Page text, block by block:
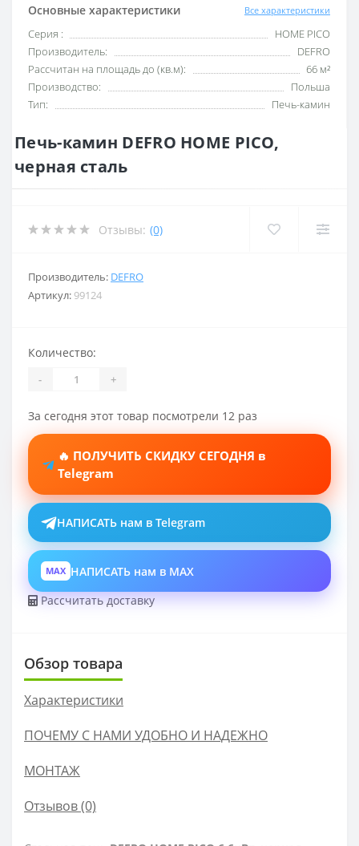
Основные характеристики Все характеристики
Серия :
HOME PICO
Производитель:
DEFRO
Рассчитан на площадь до (кв.м):
66 м²
Производство:
Польша
Тип:
Печь-камин
Печь-камин DEFRO HOME PICO,
черная сталь
Отзывы: (0)
Производитель: DEFRO
Артикул: 99124
Количество:
- +
За сегодня этот товар посмотрели 12 раз
🔥 ПОЛУЧИТЬ СКИДКУ СЕГОДНЯ в
Telegram
НАПИСАТЬ нам в Telegram
MAX НАПИСАТЬ нам в MAX
Рассчитать доставку
Обзор товара
Характеристики
ПОЧЕМУ С НАМИ УДОБНО И НАДЕЖНО
МОНТАЖ
Отзывов (0)